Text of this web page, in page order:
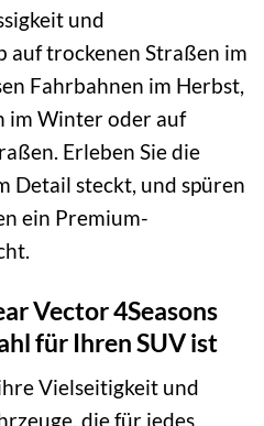
und
auf trockenen Straßen im
Fahrbahnen im Herbst,
im Winter oder auf
Erleben Sie die
Detail steckt, und spüren
ein Premium-
Vector 4Seasons
für Ihren SUV ist
Vielseitigkeit und
die für jedes